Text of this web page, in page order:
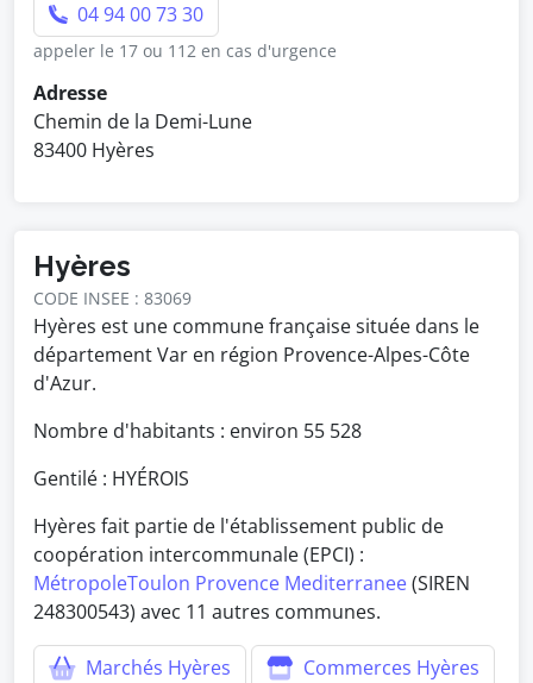
04 94 00 73 30
appeler le 17 ou 112 en cas d'urgence
Adresse
Chemin de la Demi-Lune
83400 Hyères
Hyères
CODE INSEE : 83069
Hyères est une commune française située dans le
département Var en région Provence-Alpes-Côte
d'Azur.
Nombre d'habitants : environ 55 528
Gentilé : HYÉROIS
Hyères fait partie de l'établissement public de
coopération intercommunale (EPCI) :
MétropoleToulon Provence Mediterranee(SIREN
248300543) avec 11 autres communes.
Marchés Hyères Commerces Hyères